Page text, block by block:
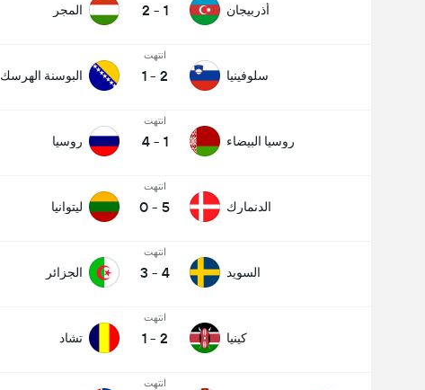
أذربيجان 1
-
2 المجر
سلوفينيا
انتهت
2
-
1 البوسنة الهرسك
روسيا البيضاء
انتهت
1
-
4 روسيا
الدنمارك
انتهت
5
-
0 ليتوانيا
السويد
انتهت
4
-
3 الجزائر
كينيا
انتهت
2
-
1 تشاد
انتهت